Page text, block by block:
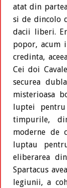
atat din
si de dincolo
dacii liberi.
popor, acum
credinta,
Cei doi
securea
misterioasa
luptei
timpurile,
moderne de
luptau
eliberarea
Spartacus
legiunii, a